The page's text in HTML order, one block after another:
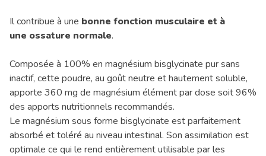
Il contribue à une bonne fonction musculaire et à
une ossature normale.
Composée à 100% en magnésium bisglycinate pur sans
inactif, cette poudre, au goût neutre et hautement soluble,
apporte 360 mg de magnésium élément par dose soit 96%
des apports nutritionnels recommandés.
Le magnésium sous forme bisglycinate est parfaitement
absorbé et toléré au niveau intestinal. Son assimilation est
optimale ce qui le rend entièrement utilisable par les